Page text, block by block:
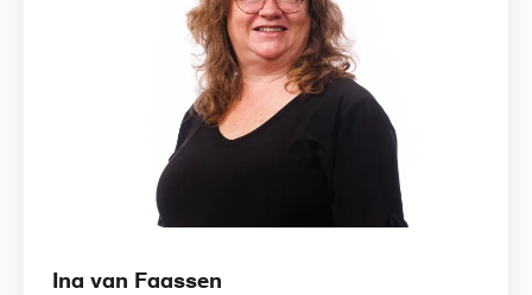
Ina van Faassen